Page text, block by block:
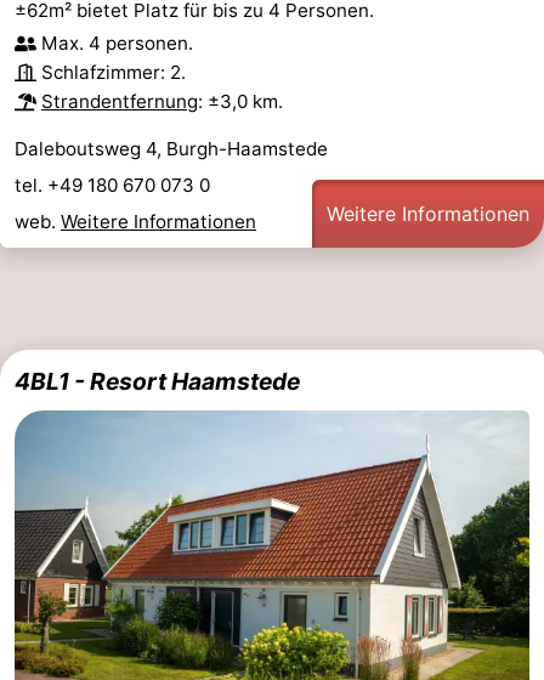
±62m² bietet Platz für bis zu 4 Personen.
Max. 4 personen.
Schlafzimmer: 2.
Strandentfernung: ±3,0 km.
Daleboutsweg 4, Burgh-Haamstede
tel. +49 180 670 073 0
web. Weitere Informationen Weitere Informationen
4BL1 - Resort Haamstede